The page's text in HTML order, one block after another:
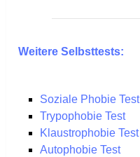
Weitere Selbsttests:
Soziale Phobie Test
Trypophobie Test
Klaustrophobie Test
Autophobie Test